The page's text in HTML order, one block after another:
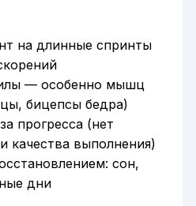
на длинные спринты
— особенно мышц
бицепсы бедра)
прогресса (нет
качества выполнения)
сон,
дни